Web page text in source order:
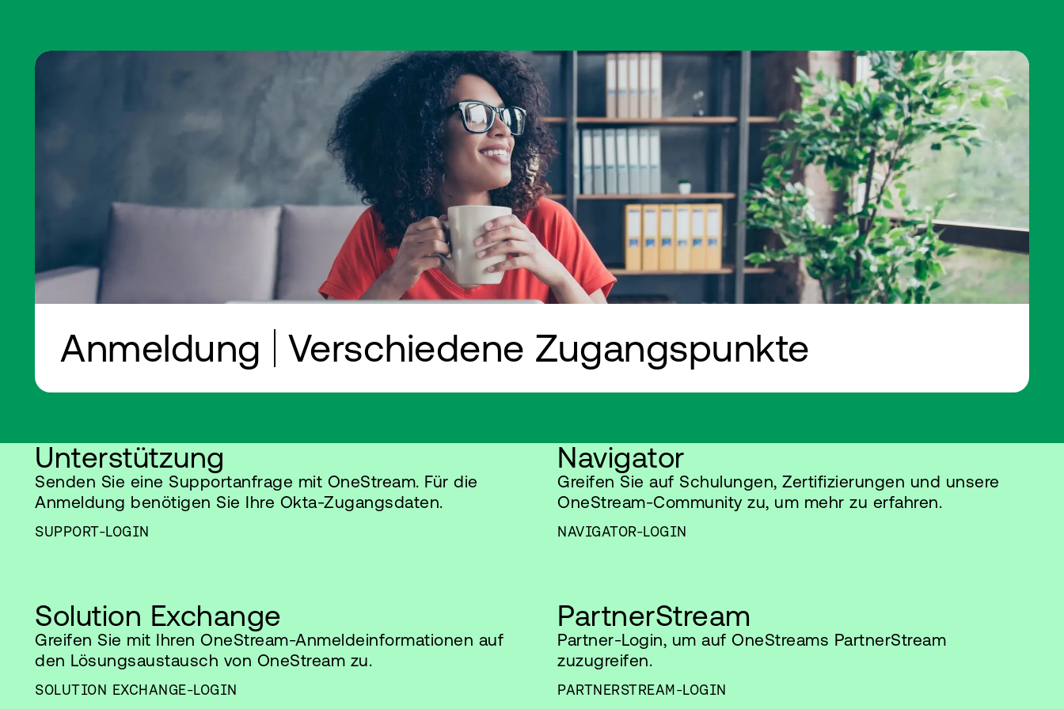
Anmeldung Verschiedene Zugangspunkte
Unterstützung
Senden Sie eine Supportanfrage mit OneStream. Für die
Anmeldung benötigen Sie Ihre Okta-Zugangsdaten.
SUPPORT-LOGIN
Navigator
Greifen Sie auf Schulungen, Zertifizierungen und unsere
OneStream-Community zu, um mehr zu erfahren.
NAVIGATOR-LOGIN
Solution Exchange
Greifen Sie mit Ihren OneStream-Anmeldeinformationen auf
den Lösungsaustausch von OneStream zu.
SOLUTION EXCHANGE-LOGIN
PartnerStream
Partner-Login, um auf OneStreams PartnerStream
zuzugreifen.
PARTNERSTREAM-LOGIN